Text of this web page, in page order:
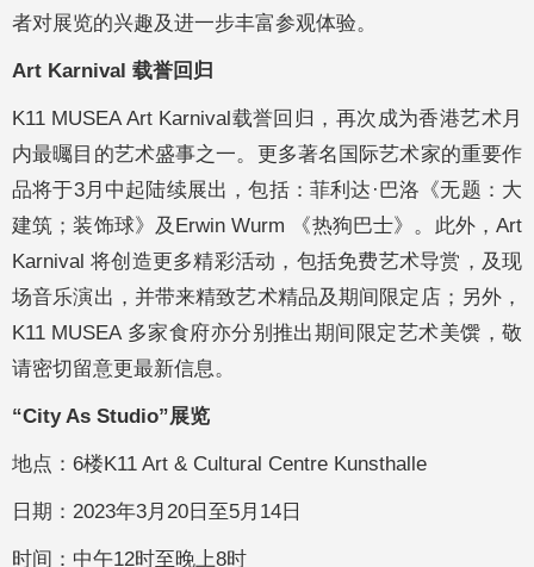
者对展览的兴趣及进一步丰富参观体验。
Art Karnival 载誉回归
K11 MUSEA Art Karnival载誉回归，再次成为香港艺术月
内最曯目的艺术盛事之一。更多著名国际艺术家的重要作
品将于3月中起陆续展出，包括：菲利达·巴洛《无题：大
建筑；装饰球》及Erwin Wurm 《热狗巴士》。此外，Art
Karnival 将创造更多精彩活动，包括免费艺术导赏，及现
场音乐演出，并带来精致艺术精品及期间限定店；另外，
K11 MUSEA 多家食府亦分别推出期间限定艺术美馔，敬
请密切留意更最新信息。
“City As Studio”展览
地点：6楼K11 Art & Cultural Centre Kunsthalle
日期：2023年3月20日至5月14日
时间：中午12时至晚上8时